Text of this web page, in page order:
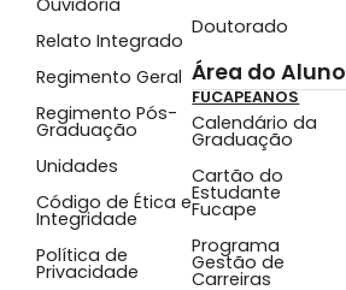
Relato Integrado
Regimento Geral
Regimento Pós-
Graduação
Unidades
Código de Ética e
Integridade
Política de
Privacidade
Doutorado
Área do Aluno
FUCAPEANOS
Calendário da
Graduação
Cartão do
Estudante
Fucape
Programa
Gestão de
Carreiras